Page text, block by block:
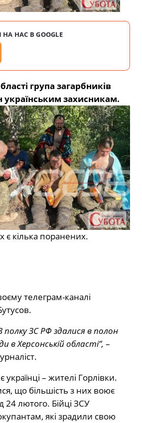
НАС В GOOGLE
група загарбників
українським захисникам.
кілька поранених.
телеграм-каналі
полку ЗС РФ здалися в полон
в Херсонській області”, –
українці – жителі Горлівки.
що більшість з них воює
24 лютого. Бійці ЗСУ
які зрадили свою